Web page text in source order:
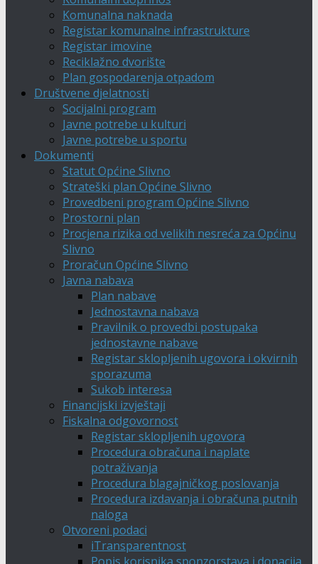
Komunalna naknada
Registar komunalne infrastrukture
Registar imovine
Reciklažno dvorište
Plan gospodarenja otpadom
Društvene djelatnosti
Socijalni program
Javne potrebe u kulturi
Javne potrebe u sportu
Dokumenti
Statut Općine Slivno
Strateški plan Općine Slivno
Provedbeni program Općine Slivno
Prostorni plan
Procjena rizika od velikih nesreća za Općinu
Slivno
Proračun Općine Slivno
Javna nabava
Plan nabave
Jednostavna nabava
Pravilnik o provedbi postupaka
jednostavne nabave
Registar sklopljenih ugovora i okvirnih
sporazuma
Sukob interesa
Financijski izvještaji
Fiskalna odgovornost
Registar sklopljenih ugovora
Procedura obračuna i naplate
potraživanja
Procedura blagajničkog poslovanja
Procedura izdavanja i obračuna putnih
naloga
Otvoreni podaci
iTransparentnost